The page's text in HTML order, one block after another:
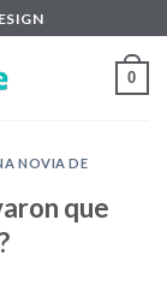
0
NOVIA DE
que